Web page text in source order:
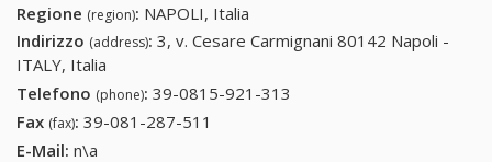
Regione (region): NAPOLI, Italia
Indirizzo (address): 3, v. Cesare Carmignani 80142 Napoli -
ITALY, Italia
Telefono (phone): 39-0815-921-313
Fax (fax): 39-081-287-511
E-Mail: n\a